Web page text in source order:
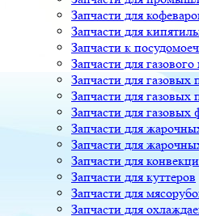
Запчасти для
Запчасти для
Запчасти к
Запчасти для
Запчасти для газовых
Запчасти для
Запчасти для
Запчасти для
Запчасти для
Запчасти для
Запчасти для куттеров
Запчасти для
Запчасти для